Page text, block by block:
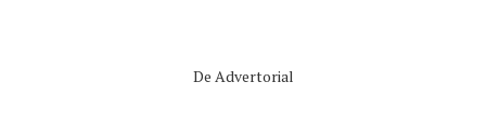
De Advertorial